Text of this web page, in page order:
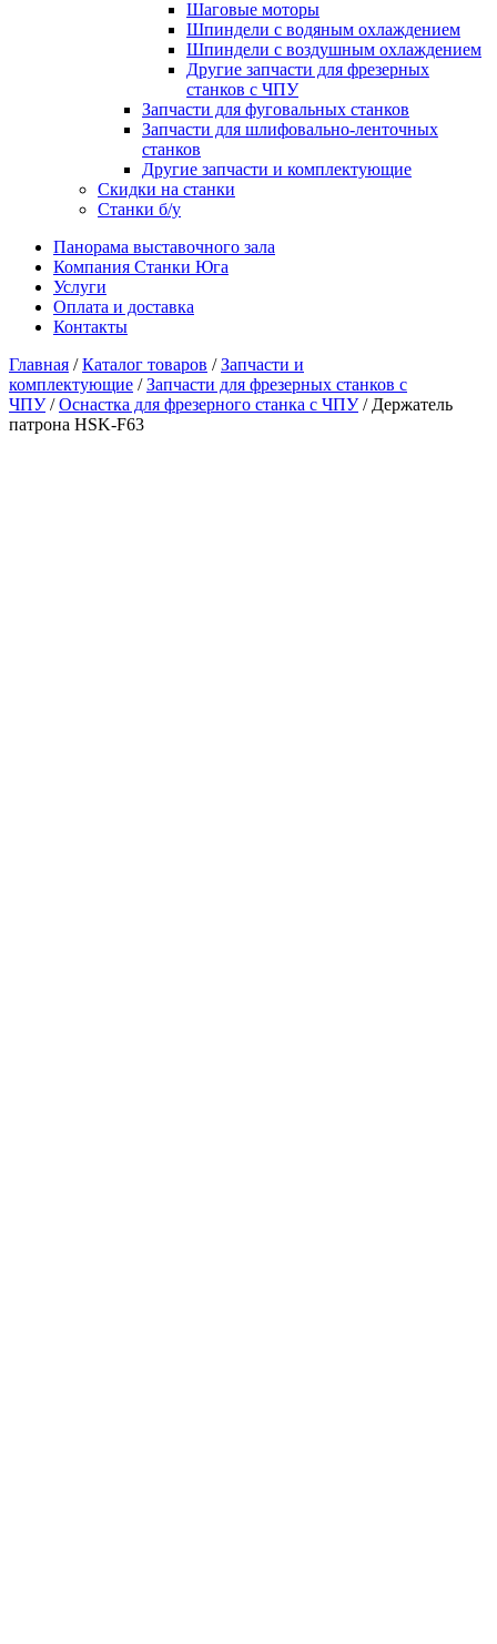
Шаговые моторы
Шпиндели с водяным охлаждением
Шпиндели с воздушным охлаждением
Другие запчасти для фрезерных
станков с ЧПУ
Запчасти для фуговальных станков
Запчасти для шлифовально-ленточных
станков
Другие запчасти и комплектующие
Скидки на станки
Станки б/у
Панорама выставочного зала
Компания Станки Юга
Услуги
Оплата и доставка
Контакты
Главная /Каталог товаров /Запчасти и
комплектующие /Запчасти для фрезерных станков с
ЧПУ/Оснастка для фрезерного станка с ЧПУ/ Держатель
патрона HSK-F63